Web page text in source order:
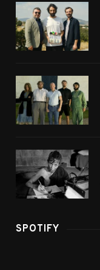
SPOTIFY